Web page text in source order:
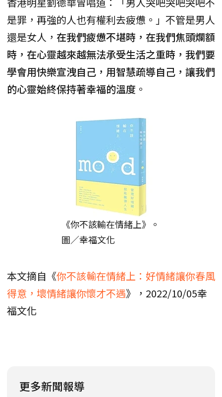
是罪，再強的人也有權利去疲憊。」不管是男人
還是女人， 在我們疲憊不堪時，在我們焦頭爛額
時，在心靈越來越無法承受生活之重時，我們要
學會用快樂宣洩自己，用智慧疏導自己，讓我們
的心靈始終保持著幸福的溫度 。
《你不該輸在情緒上》。
圖／幸福文化
本文摘自《你不該輸在情緒上：好情緒讓你春風
得意，壞情緒讓你懷才不遇》，2022/10/05幸
福文化
更多新聞報導